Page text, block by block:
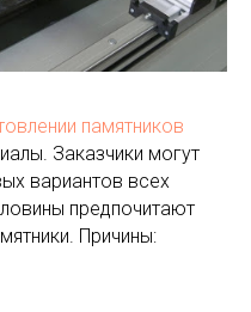
памятников
Заказчики могут
вариантов всех
предпочитают
Причины: